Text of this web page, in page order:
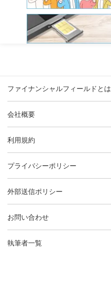
ファイナンシャルフィールドとは
会社概要
利用規約
プライバシーポリシー
外部送信ポリシー
お問い合わせ
執筆者一覧